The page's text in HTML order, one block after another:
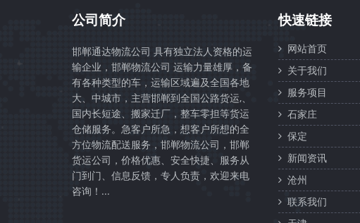
公司简介
邯郸通达物流公司 具有独立法人资格的运
输企业，邯郸物流公司 运输力量雄厚，备
有各种类型的车，运输区域遍及全国各地
大、中城市，主营邯郸到全国公路货运,、
国内长短途、搬家迁厂，整车零担等货运
仓储服务。急客户所急，想客户所想的全
方位物流配送服务，邯郸物流公司，邯郸
货运公司，价格优惠、安全快捷、服务从
门到门、信息反馈，专人负责，欢迎来电
咨询！...
快速链接
网站首页
关于我们
服务项目
石家庄
保定
新闻资讯
沧州
联系我们